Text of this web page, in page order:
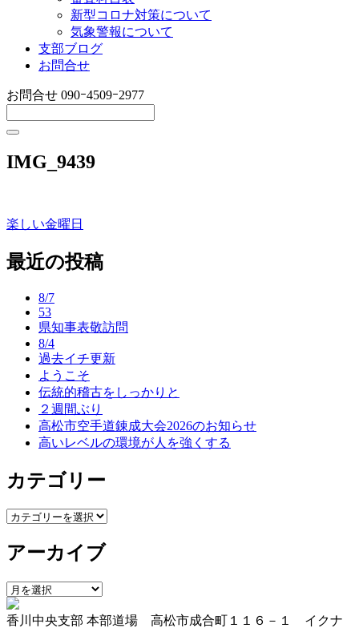
新型コロナ対策について
気象警報について
支部ブログ
お問合せ
お問合せ 090ｰ4509ｰ2977
IMG_9439
投
稿
楽しい金曜日
最近の投稿
8/7
53
県知事表敬訪問
8/4
過去イチ更新
ようこそ
伝統的稽古をしっかりと
２週間ぶり
高松市空手道錬成大会2026のお知らせ
高いレベルの環境が人を強くする
カテゴリー
カ
ゴ
ー
アーカイブ
ア
ー
カ
香川中央支部 本部道場 高松市成合町１１６－１ イクナ